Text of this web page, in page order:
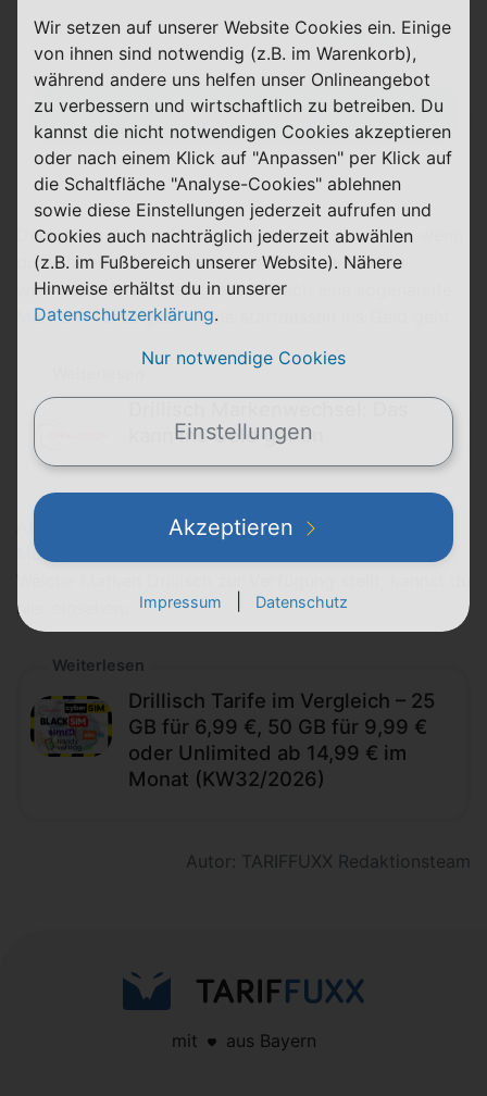
0,00 €
einmalig
4,99 €
pro Monat
Abgelaufen
Denk bitte daran, dass es diesen Bonus nur gibt, wenn
dunicht aus einer der anderen Drillisch-Marken
wechselst. Ansonsten greift nämlich eine sogenannte
Markenwechselgebühr, die stattdessen ins Geld geht.
kann ins Geld gehen
Achte also darauf, dass dein bisheriger
Mobilfunkanbieter
hier einsehen:
Weiterlesen
Drillisch Tarife im Vergleich – 25
GB für 6,99 €, 50 GB für 9,99 €
oder Unlimited ab 14,99 € im
Monat (KW32/2026)
Autor: TARIFFUXX Redaktionsteam
mit aus Bayern
Wir setzen auf unserer Website Cookies ein. Einige
von ihnen sind notwendig (z.B. im Warenkorb),
während andere uns helfen unser Onlineangebot
zu verbessern und wirtschaftlich zu betreiben. Du
kannst die nicht notwendigen Cookies akzeptieren
oder nach einem Klick auf "Anpassen" per Klick auf
die Schaltfläche "Analyse-Cookies" ablehnen
sowie diese Einstellungen jederzeit aufrufen und
Cookies auch nachträglich jederzeit abwählen
(z.B. im Fußbereich unserer Website). Nähere
Hinweise erhältst du in unserer
Datenschutzerklärung.
Nur notwendige Cookies
Einstellungen
Akzeptieren
Impressum Datenschutz